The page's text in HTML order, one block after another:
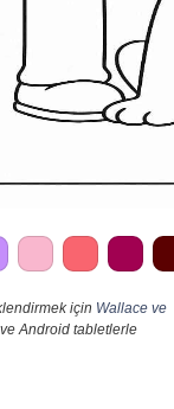
için Wallace ve
Android tabletlerle